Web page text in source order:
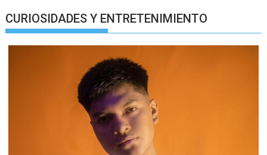
CURIOSIDADES Y ENTRETENIMIENTO